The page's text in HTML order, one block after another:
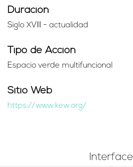
Duración
Siglo XVIII - actualidad
Tipo de Acción
Espacio verde multifuncional
Sitio Web
https://www.kew.org/
Interface